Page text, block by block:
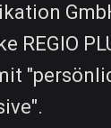
REGIO